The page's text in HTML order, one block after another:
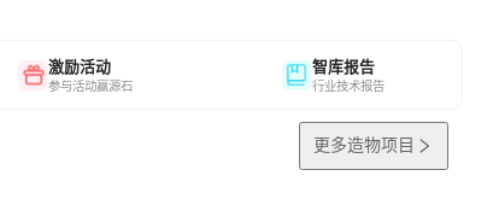
激励活动
参与活动赢源石
智库报告
行业技术报告
更多造物项目